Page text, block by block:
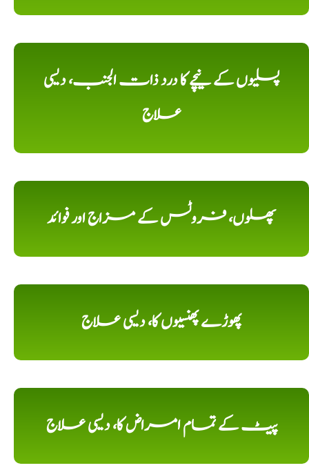
پسلیوں کے نیچے کا درد ذات الجنب، دیسی
علاج
پھلوں، فروٹس کے مزاج اور فوائد
پھوڑے پھنسیوں کا، دیسی علاج
پیٹ کے تمام امراض کا، دیسی علاج